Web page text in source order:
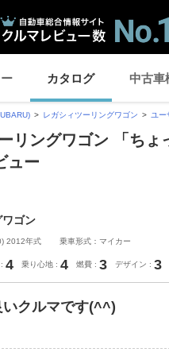
カタログ 中古車
レガシィツーリングワゴン ユー
リングワゴン 「ち
ュー
ワゴン
2012年式 乗車形式：マイカー
4 乗り心地 4 燃費 3 デザイン 3
いクルマです(^^)